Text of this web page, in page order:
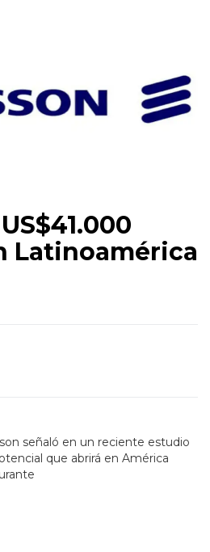
Latinoamérica
señaló en un reciente estudio
que abrirá en América